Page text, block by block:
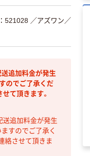
521028 ／アズワン／
送追加料金が発生
のでご了承くだ
て頂きます。
送追加料金が発生
すのでご了承く
絡させて頂きま